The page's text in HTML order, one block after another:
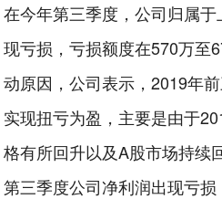
在今年第三季度，公司归属
现亏损，亏损额度在570万至
动原因，公司表示，2019年
实现扭亏为盈，主要是由于
格有所回升以及A股市场持续
第三季度公司净利润出现亏